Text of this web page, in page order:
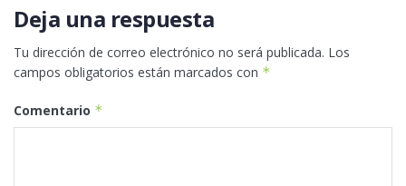
Deja una respuesta
Tu dirección de correo electrónico no será publicada. Los
campos obligatorios están marcados con *
Comentario *